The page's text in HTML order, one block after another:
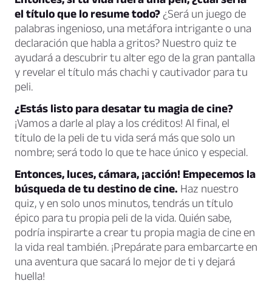
el título que lo resume todo? ¿Será un juego de
palabras ingenioso, una metáfora intrigante o una
declaración que habla a gritos? Nuestro quiz te
ayudará a descubrir tu alter ego de la gran pantalla
y revelar el título más chachi y cautivador para tu
peli.
¿Estás listo para desatar tu magia de cine?
¡Vamos a darle al play a los créditos! Al final, el
título de la peli de tu vida será más que solo un
nombre; será todo lo que te hace único y especial.
Entonces, luces, cámara, ¡acción! Empecemos la
búsqueda de tu destino de cine. Haz nuestro
quiz, y en solo unos minutos, tendrás un título
épico para tu propia peli de la vida. Quién sabe,
podría inspirarte a crear tu propia magia de cine en
la vida real también. ¡Prepárate para embarcarte en
una aventura que sacará lo mejor de ti y dejará
huella!